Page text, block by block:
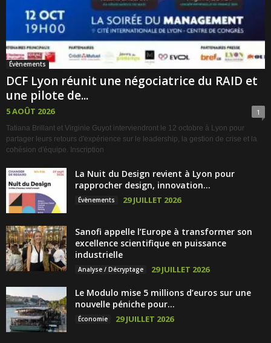
Évènements
DCF Lyon réunit une négociatrice du RAID et
une pilote de...
5 AOÛT 2026 1
Tatiana Brillant et Virginie Guyot interviendront le 12 octobre à Lyon pour
partager leurs retours d'expérience sur le leadership, la gestion de crise et la
cohésion d'équipe. Inscription
La Nuit du Design revient à Lyon pour
rapprocher design, innovation...
Évènements 29 JUILLET 2026
Sanofi appelle l’Europe à transformer son
excellence scientifique en puissance
industrielle
Analyse / Décryptage 29 JUILLET 2026
Le Modulo mise 5 millions d’euros sur une
nouvelle péniche pour...
Économie 29 JUILLET 2026